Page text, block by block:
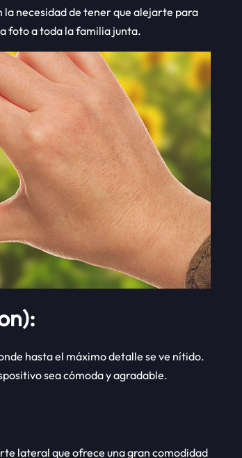
necesidad de tener que alejarte para
foto a toda la familia junta.
hasta el máximo detalle se ve nítido.
sea cómoda y agradable.
lateral que ofrece una gran comodidad